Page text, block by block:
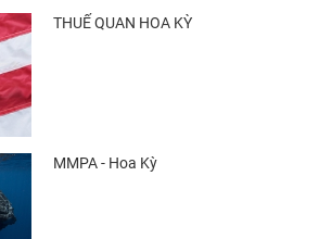
THUẾ QUAN HOA KỲ
MMPA - Hoa Kỳ